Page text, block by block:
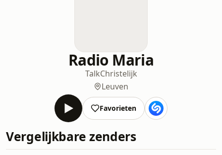
Radio Maria
TalkChristelijk
Leuven
Favorieten
Vergelijkbare zenders